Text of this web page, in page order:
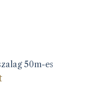
50m-es
Ártartomány: